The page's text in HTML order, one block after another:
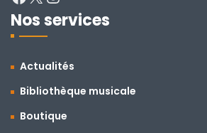
Nos services
Actualités
Bibliothèque musicale
Boutique